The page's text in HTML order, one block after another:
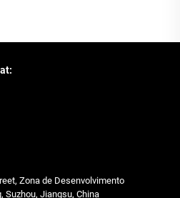
Zona de Desenvolvimento
Suzhou, Jiangsu, China